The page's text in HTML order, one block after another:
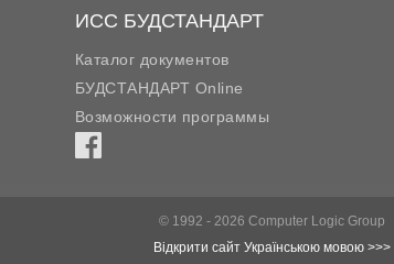
ИСС БУДСТАНДАРТ
Каталог документов
БУДСТАНДАРТ Online
Возможности программы
© 1992 - 2026 Computer Logic Group
Відкрити сайт Українською мовою >>>